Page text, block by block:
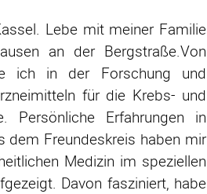
Lebe mit meiner Familie
an der Bergstraße.Von
ich in der Forschung und
für die Krebs- und
Persönliche Erfahrungen in
dem Freundeskreis haben mir
Medizin im speziellen
Davon fasziniert, habe